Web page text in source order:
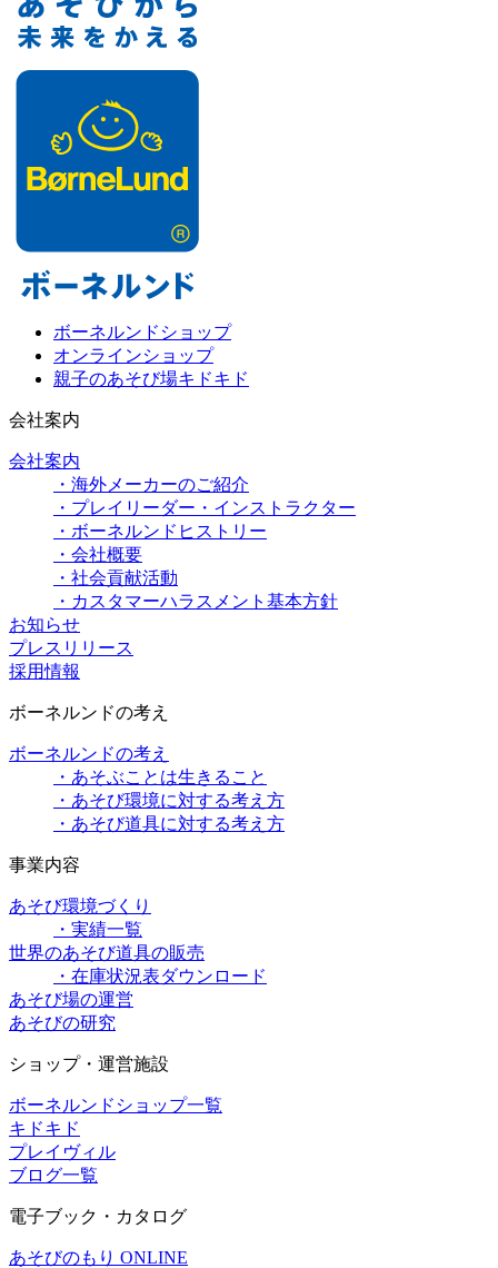
ボーネルンドショップ
オンラインショップ
親子のあそび場キドキド
会社案内
会社案内
・海外メーカーのご紹介
・プレイリーダー・インストラクター
・ボーネルンドヒストリー
・会社概要
・社会貢献活動
・カスタマーハラスメント基本方針
お知らせ
プレスリリース
採用情報
ボーネルンドの考え
ボーネルンドの考え
・あそぶことは生きること
・あそび環境に対する考え方
・あそび道具に対する考え方
事業内容
あそび環境づくり
・実績一覧
世界のあそび道具の販売
・在庫状況表ダウンロード
あそび場の運営
あそびの研究
ショップ・運営施設
ボーネルンドショップ一覧
キドキド
プレイヴィル
ブログ一覧
電子ブック・カタログ
あそびのもり ONLINE